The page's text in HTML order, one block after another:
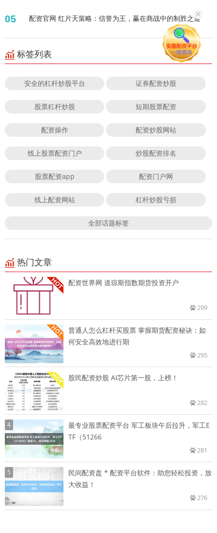
05 配资官网 红片天策略：信誉为王，赢在商战中的制胜之道
标签列表
安全的杠杆炒股平台 证券配资炒股
股票杠杆炒股 短期股票配资
配资操作 配资炒股网站
线上股票配资门户 炒股配资排名
股票配资app 配资门户网
线上配资网站 杠杆炒股亏损
全部话题标签
热门文章
配资世界网 道琼斯指数期货投资开户
299
普通人怎么杠杆买股票 掌握期货配资秘诀：如
何安全高效地进行期
295
股民配资炒股 AI芯片第一股，上榜！
282
4
最专业股票配资平台 军工板块午后拉升，军工E
TF（51266
281
5
民间配资盘 * 配资平台软件：助您轻松投资，放
大收益！
276